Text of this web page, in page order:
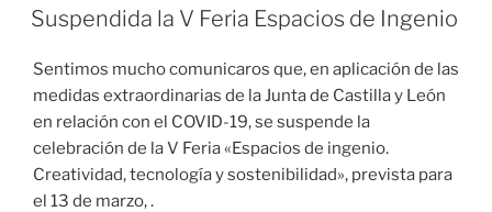
EL
Suspendida la V Feria Espacios de Ingenio
Sentimos mucho comunicaros que, en aplicación de las
medidas extraordinarias de la Junta de Castilla y León
en relación con el COVID-19, se suspende la
celebración de la V Feria «Espacios de ingenio.
Creatividad, tecnología y sostenibilidad», prevista para
el 13 de marzo, .